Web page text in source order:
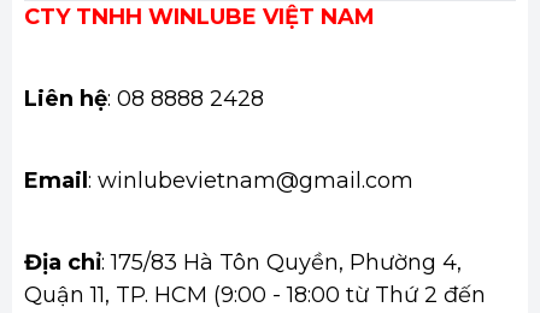
CTY TNHH WINLUBE VIỆT NAM
Liên hệ: 08 8888 2428
Email : winlubevietnam@gmail.com
Địa chỉ: 175/83 Hà Tôn Quyền, Phường 4,
Quận 11, TP. HCM (9:00 - 18:00 từ Thứ 2 đến